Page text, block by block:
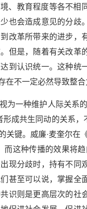
、教育程度等各不相
也会造成意见的分歧
改革所带来的进步，
但是，随着有关改革
到认识统一。这种统
不一定必然导致整合
为一种维护人际关系
成共生同动的关系
关键。威廉·麦奎尔在
这种传播的效果将
现分歧时，持有不同
甚至可以说，掌握全
识则是更高层次的社